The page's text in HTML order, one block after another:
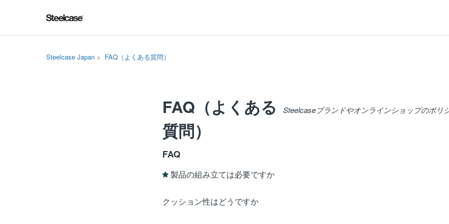
Steelcase Japan FAQ（よくある質問）
FAQ（よくある
質問）
Steelcaseブランドやオンラインショップのポリ
FAQ
製品の組み立ては必要ですか
クッション性はどうですか